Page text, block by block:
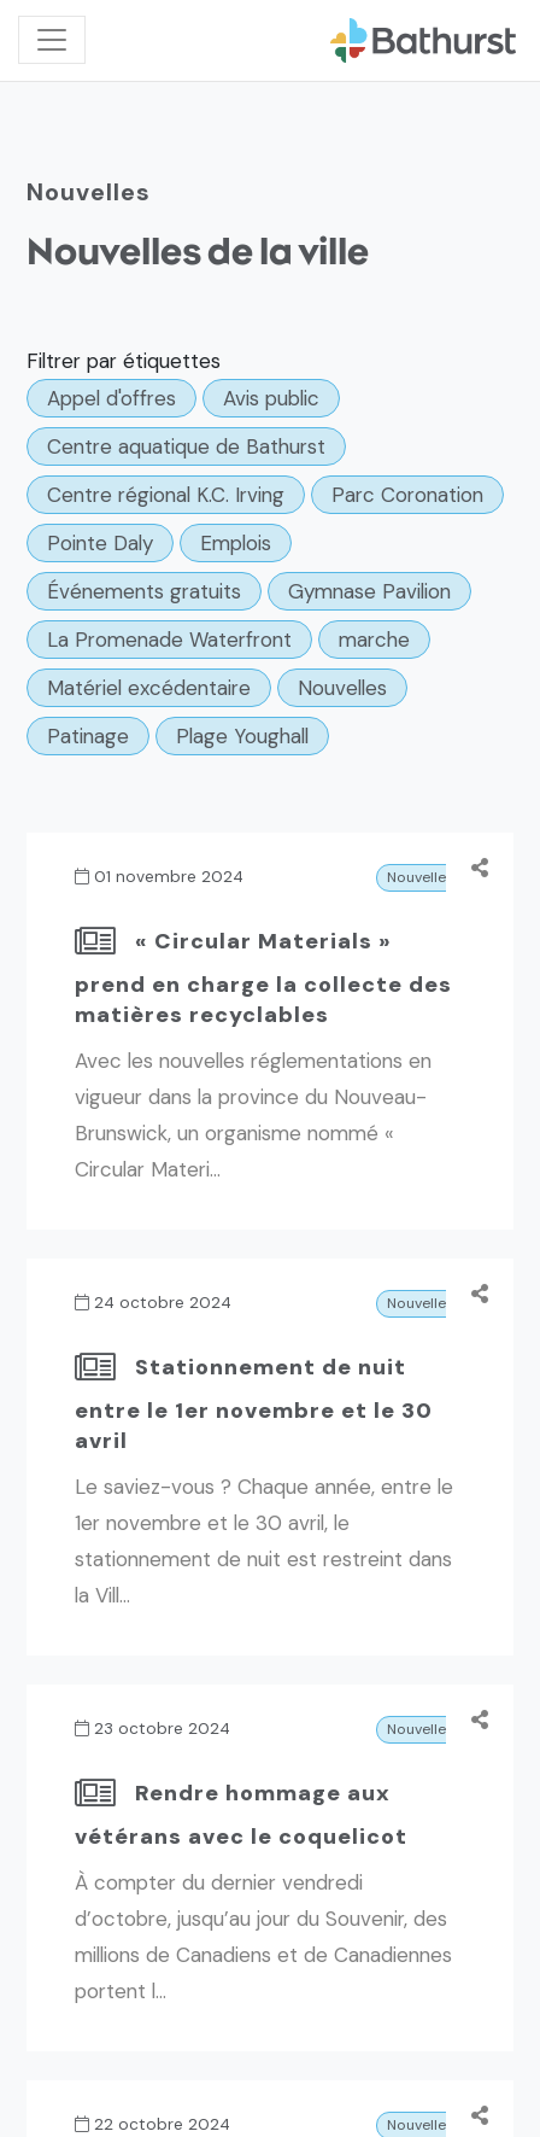
Nouvelles
Nouvelles de la ville
Filtrer par étiquettes
Appel d'offres
Avis public
Centre aquatique de Bathurst
Centre régional K.C. Irving
Parc Coronation
Pointe Daly
Emplois
Événements gratuits
Gymnase Pavilion
La Promenade Waterfront
marche
Matériel excédentaire
Nouvelles
Patinage
Plage Youghall
01 novembre 2024 Nouvelles
« Circular Materials »
prend en charge la collecte des
matières recyclables
Avec les nouvelles réglementations en
vigueur dans la province du Nouveau-
Brunswick, un organisme nommé «
Circular Materi...
24 octobre 2024 Nouvelles
Stationnement de nuit
entre le 1er novembre et le 30
avril
Le saviez-vous ? Chaque année, entre le
1er novembre et le 30 avril, le
stationnement de nuit est restreint dans
la Vill...
23 octobre 2024 Nouvelles
Rendre hommage aux
vétérans avec le coquelicot
À compter du dernier vendredi
d’octobre, jusqu’au jour du Souvenir, des
millions de Canadiens et de Canadiennes
portent l...
22 octobre 2024 Nouvelles